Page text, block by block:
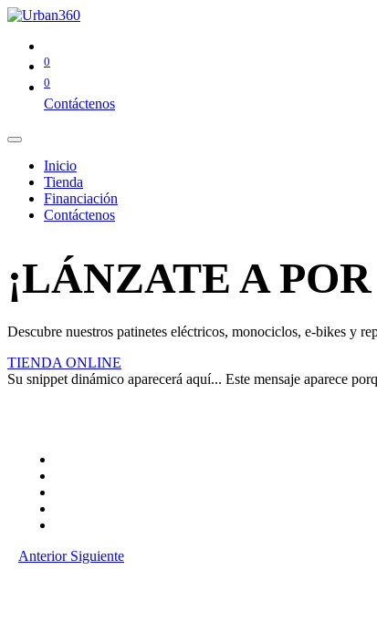
0
0
Contáctenos
Inicio
Tienda
Financiación
Contáctenos
¡LÁNZATE A
Descubre nuestros patinetes eléctricos, monociclos, e-bikes y
TIENDA ONLINE
Su snippet dinámico aparecerá aquí... Este mensaje aparece
Anterior Siguiente